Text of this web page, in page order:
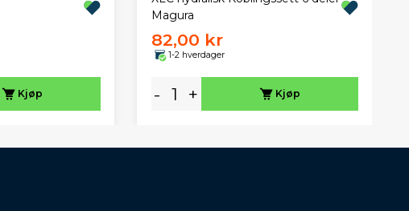
Kjøp
Magura
82,00 kr
1-2 hverdager
- + Kjøp